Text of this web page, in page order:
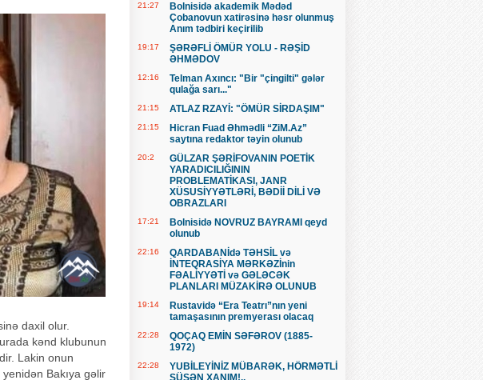
daxil olur.
kənd klubunun
Lakin onun
Bakıya gəlir
21:27
Bolnisidə akademik Mədəd
Çobanovun xatirəsinə həsr olunmuş
Anım tədbiri keçirilib
19:17
ŞƏRƏFLİ ÖMÜR YOLU - RƏŞİD
ƏHMƏDOV
12:16
Telman Axıncı: "Bir "çingilti" gələr
qulağa sarı..."
21:15 ATLAZ RZAYİ: "ÖMÜR SİRDAŞIM"
21:15
Hicran Fuad Əhmədli “ZiM.Az”
saytına redaktor təyin olunub
20:2
GÜLZAR ŞƏRİFOVANIN POETİK
YARADICILIĞININ
PROBLEMATİKASI, JANR
XÜSUSİYYƏTLƏRİ, BƏDİİ DİLİ VƏ
OBRAZLARI
17:21
Bolnisidə NOVRUZ BAYRAMI qeyd
olunub
22:16
QARDABANİdə TƏHSİL və
İNTEQRASİYA MƏRKƏZİnin
FƏALİYYƏTİ və GƏLƏCƏK
PLANLARI MÜZAKİRƏ OLUNUB
19:14
Rustavidə “Era Teatrı”nın yeni
tamaşasının premyerası olacaq
22:28
QOÇAQ EMİN SƏFƏROV (1885-
1972)
22:28
YUBİLEYİNİZ MÜBARƏK, HÖRMƏTLİ
SÜSƏN XANIM!..